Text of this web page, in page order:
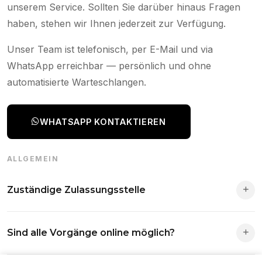
unserem Service. Sollten Sie darüber hinaus Fragen
haben, stehen wir Ihnen jederzeit zur Verfügung.
Unser Team ist telefonisch, per E-Mail und via
WhatsApp erreichbar — persönlich und ohne
automatisierte Warteschlangen.
WHATSAPP KONTAKTIEREN
ALLGEMEIN
Zuständige Zulassungsstelle
Antrag wird automatisch an die richtige Stelle weitergeleitet.
Sind alle Vorgänge online möglich?